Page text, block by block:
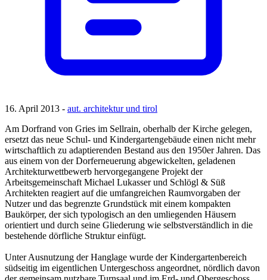
16. April 2013 - aut. architektur und tirol
Am Dorfrand von Gries im Sellrain, oberhalb der Kirche gelegen,
ersetzt das neue Schul- und Kindergartengebäude einen nicht mehr
wirtschaftlich zu adaptierenden Bestand aus den 1950er Jahren. Das
aus einem von der Dorferneuerung abgewickelten, geladenen
Architekturwettbewerb hervorgegangene Projekt der
Arbeitsgemeinschaft Michael Lukasser und Schlögl & Süß
Architekten reagiert auf die umfangreichen Raumvorgaben der
Nutzer und das begrenzte Grundstück mit einem kompakten
Baukörper, der sich typologisch an den umliegenden Häusern
orientiert und durch seine Gliederung wie selbstverständlich in die
bestehende dörfliche Struktur einfügt.
Unter Ausnutzung der Hanglage wurde der Kindergartenbereich
südseitig im eigentlichen Untergeschoss angeordnet, nördlich davon